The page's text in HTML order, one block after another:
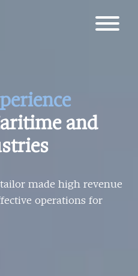
and
made high revenue
operations for